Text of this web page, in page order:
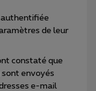
authentifiée
de leur
constaté que
sont envoyés
e-mail